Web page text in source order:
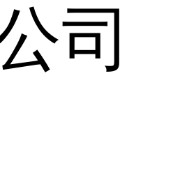
司